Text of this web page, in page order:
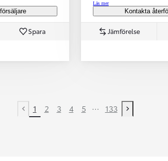
Spara
Läs mer
Kontakta
Jämförelse
Previous page
1 2 3 4 5 ... 133
Next page